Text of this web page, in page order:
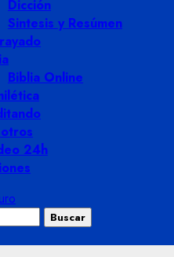
Dicción
Sintesis y Resúmen
Biblia Online
24h